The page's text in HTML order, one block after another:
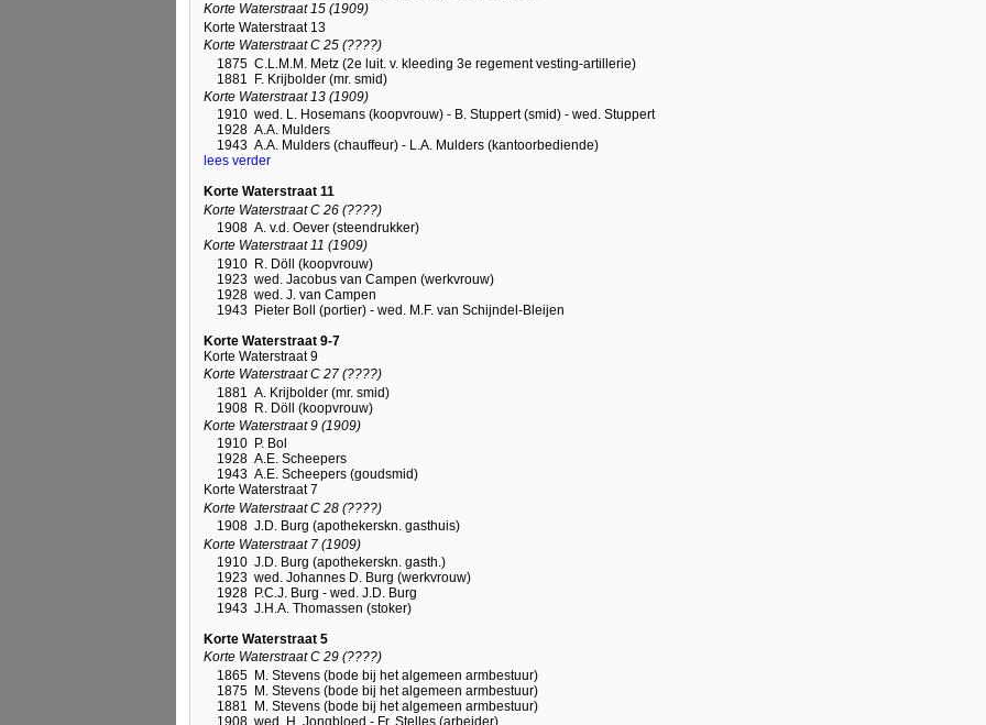
Korte Waterstraat 15 (1909)
Korte Waterstraat 13
Korte Waterstraat C 25 (????)
1875 C.L.M.M. Metz (2e luit. v. kleeding 3e regement vesting-artillerie)
1881
F. Krijbolder (mr. smid)
Korte Waterstraat 13 (1909)
1910 wed. L. Hosemans (koopvrouw) - B. Stuppert (smid) - wed. Stuppert
1928 A.A. Mulders
1943 A.A. Mulders (chauffeur) - L.A. Mulders (kantoorbediende)
lees verder
Korte Waterstraat 11
Korte Waterstraat C 26 (????)
1908 A. v.d. Oever (steendrukker)
Korte Waterstraat 11 (1909)
1910 R. Döll (koopvrouw)
1923 wed. Jacobus van Campen (werkvrouw)
1928 wed. J. van Campen
1943 Pieter Boll (portier) - wed. M.F. van Schijndel-Bleijen
Korte Waterstraat 9-7
Korte Waterstraat 9
Korte Waterstraat C 27 (????)
1881
A. Krijbolder (mr. smid)
1908 R. Döll (koopvrouw)
Korte Waterstraat 9 (1909)
1910 P. Bol
1928 A.E. Scheepers
1943 A.E. Scheepers (goudsmid)
Korte Waterstraat 7
Korte Waterstraat C 28 (????)
1908 J.D. Burg (apothekerskn. gasthuis)
Korte Waterstraat 7 (1909)
1910 J.D. Burg (apothekerskn. gasth.)
1923 wed. Johannes D. Burg (werkvrouw)
1928 P.C.J. Burg - wed. J.D. Burg
1943 J.H.A. Thomassen (stoker)
Korte Waterstraat 5
Korte Waterstraat C 29 (????)
1865 M. Stevens (bode bij het algemeen armbestuur)
1875 M. Stevens (bode bij het algemeen armbestuur)
1881
M. Stevens (bode bij het algemeen armbestuur)
1908 wed. H. Jongbloed - Fr. Stelles (arbeider)